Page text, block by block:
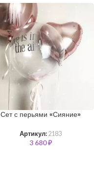
Сет с перьями «Сияние»
Артикул: 2183
3 680₽